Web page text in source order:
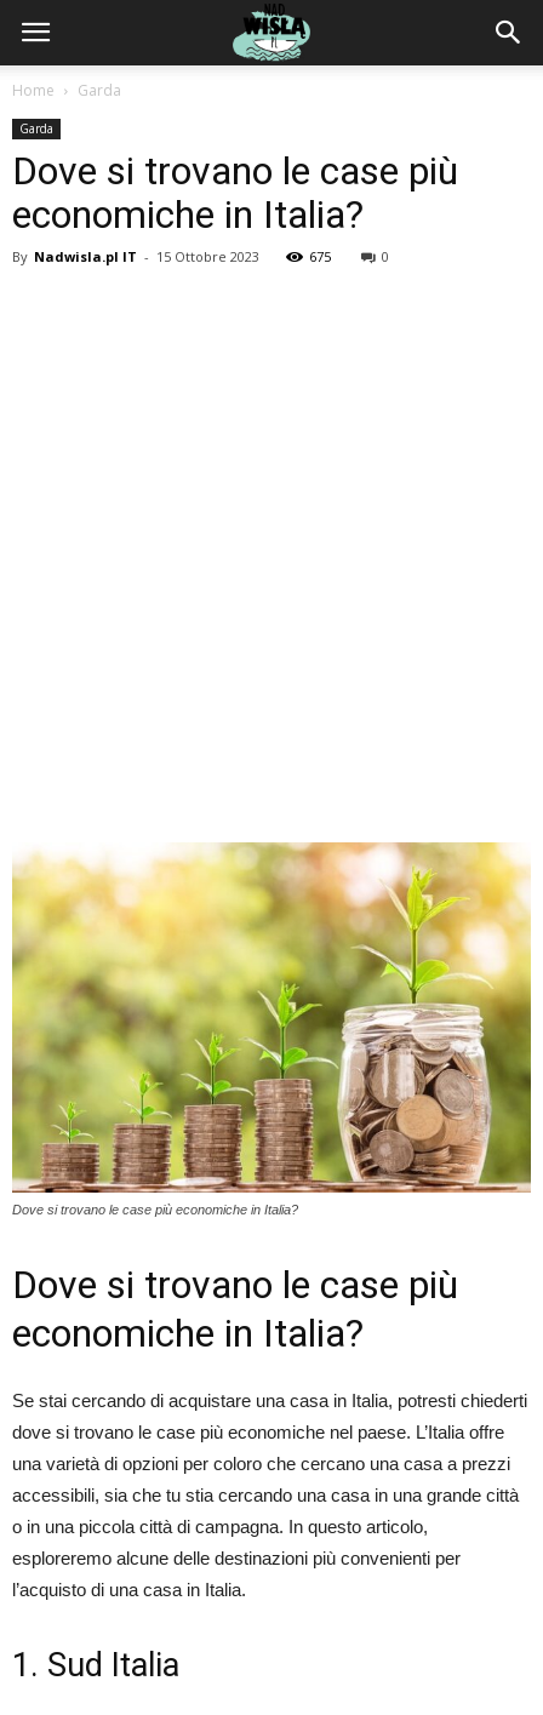
NadWisla.pl
Home Garda
Garda
Dove si trovano le case più
economiche in Italia?
By Nadwisla.pl IT - 15 Ottobre 2023 675 0
Dove si trovano le case più economiche in Italia?
Dove si trovano le case più
economiche in Italia?
Se stai cercando di acquistare una casa in Italia, potresti chiederti
dove si trovano le case più economiche nel paese. L’Italia offre
una varietà di opzioni per coloro che cercano una casa a prezzi
accessibili, sia che tu stia cercando una casa in una grande città
o in una piccola città di campagna. In questo articolo,
esploreremo alcune delle destinazioni più convenienti per
l’acquisto di una casa in Italia.
1. Sud Italia